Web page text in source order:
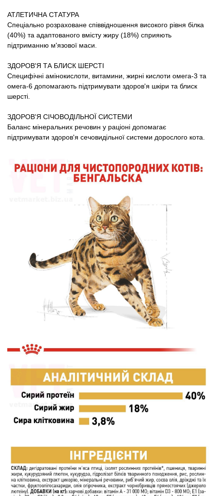
АТЛЕТИЧНА СТАТУРА
Спеціально розраховане співвідношення високого рівня білка
(40%) та адаптованого вмісту жиру (18%) сприяють
підтриманню м'язової маси.
ЗДОРОВ'Я ТА БЛИСК ШЕРСТІ
Специфічні амінокислоти, витамини, жирні кислоти омега-3 та
омега-6 допомагають підтримувати здоров'я шкіри та блиск
шерсті.
ЗДОРОВ'Я СІЧОВОДІЛЬНОЇ СИСТЕМИ
Баланс мінеральних речовин у раціоні допомагає
підтримувати здоров'я сечовидільної системи дорослого кота.